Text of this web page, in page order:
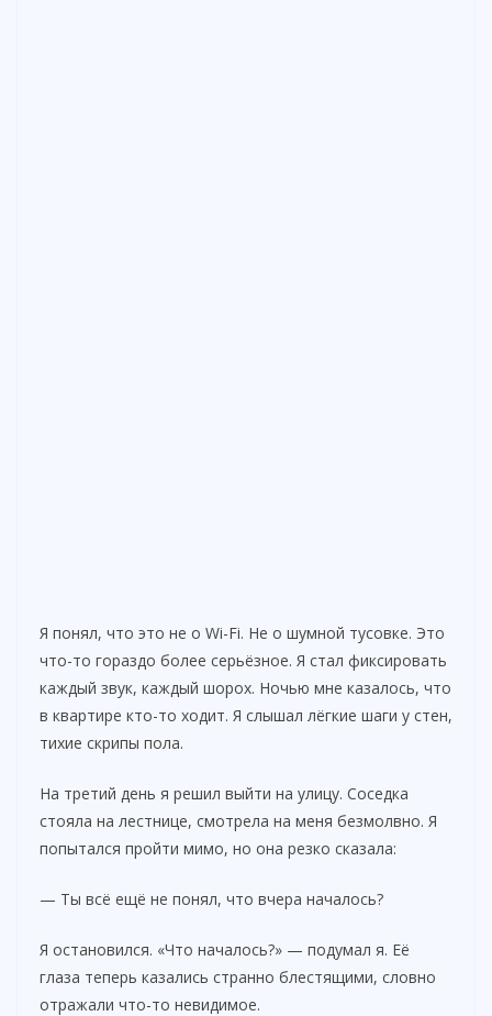
Я понял, что это не о Wi-Fi. Не о шумной тусовке. Это
что-то гораздо более серьёзное. Я стал фиксировать
каждый звук, каждый шорох. Ночью мне казалось, что
в квартире кто-то ходит. Я слышал лёгкие шаги у стен,
тихие скрипы пола.
На третий день я решил выйти на улицу. Соседка
стояла на лестнице, смотрела на меня безмолвно. Я
попытался пройти мимо, но она резко сказала:
— Ты всё ещё не понял, что вчера началось?
Я остановился. «Что началось?» — подумал я. Её
глаза теперь казались странно блестящими, словно
отражали что-то невидимое.